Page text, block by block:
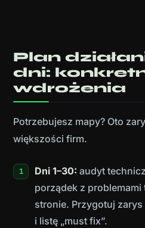
Plan
dni:
wdrożenia
Potrzebujesz mapy? Oto
większości firm.
Dni 1–30:audyt
porządek z
stronie. Przygotuj
i listę „must fix”.